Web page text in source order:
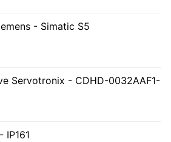
- Simatic S5
Servotronix - CDHD-0032AAF1-
IP161